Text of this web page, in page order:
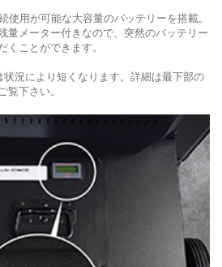
使用が可能な大容量のバッテリーを搭載。
量メーター付きなので、突然のバッテリー
ことができます。
況により短くなります。詳細は最下部の
覧下さい。